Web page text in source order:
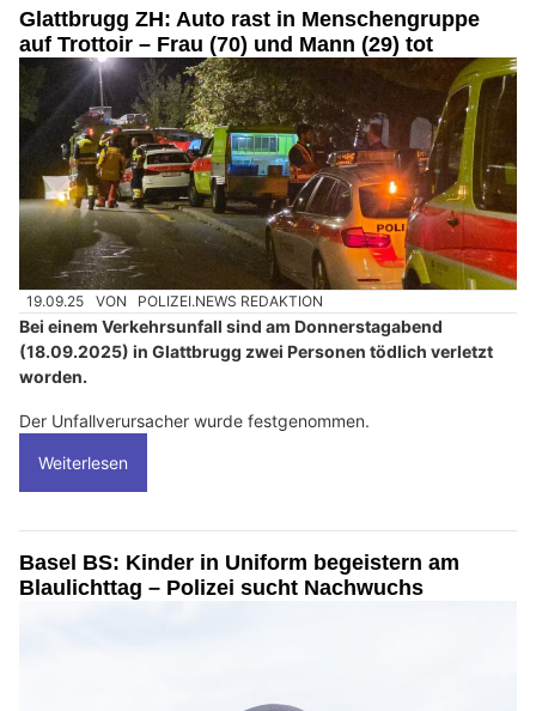
Glattbrugg ZH: Auto rast in Menschengruppe
auf Trottoir – Frau (70) und Mann (29) tot
19.09.25 VON POLIZEI.NEWS REDAKTION
Bei einem Verkehrsunfall sind am Donnerstagabend
(18.09.2025) in Glattbrugg zwei Personen tödlich verletzt
worden.
Der Unfallverursacher wurde festgenommen.
Weiterlesen
Basel BS: Kinder in Uniform begeistern am
Blaulichttag – Polizei sucht Nachwuchs